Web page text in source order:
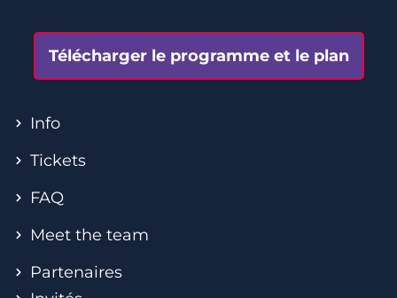
Télécharger le programme et le plan
Info
Tickets
FAQ
Meet the team
Partenaires